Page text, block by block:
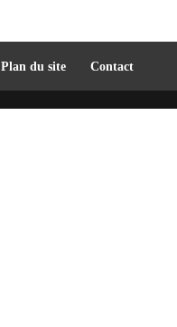
Plan du site Contact